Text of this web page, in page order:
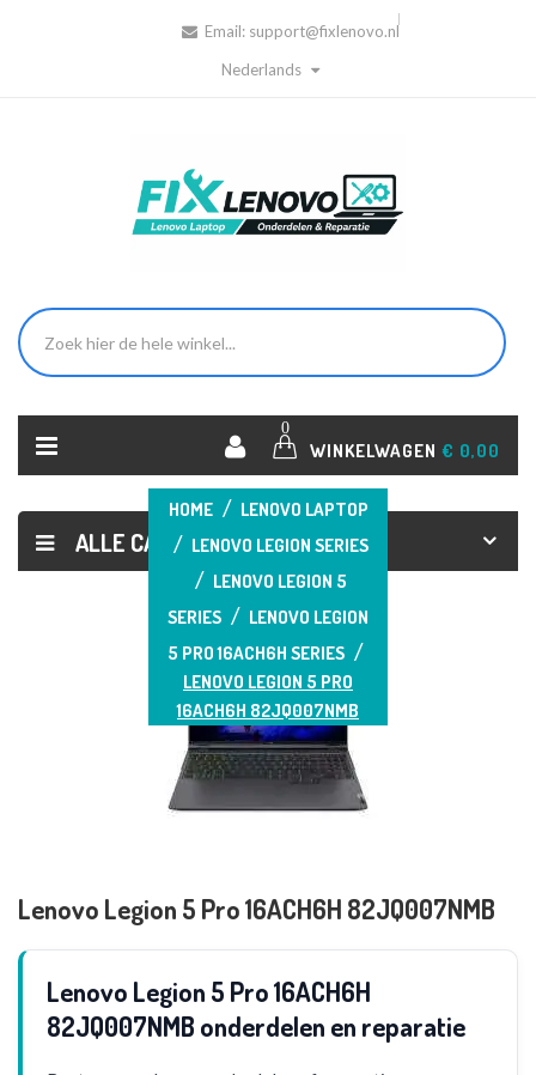
Email: support@fixlenovo.nl
Nederlands
0
WINKELWAGEN € 0,00
ALLE CATEGORIEËN
HOME
LENOVO LAPTOP
LENOVO LEGION SERIES
LENOVO LEGION 5
SERIES
LENOVO LEGION
5 PRO 16ACH6H SERIES
LENOVO LEGION 5 PRO
16ACH6H 82JQ007NMB
Lenovo Legion 5 Pro 16ACH6H 82JQ007NMB
Lenovo Legion 5 Pro 16ACH6H
82JQ007NMB onderdelen en reparatie